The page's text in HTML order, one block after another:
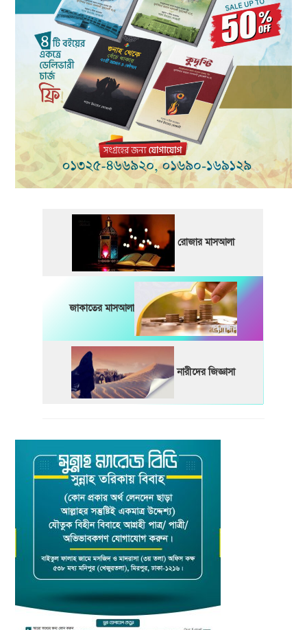
রোজার মাসআলা
জাকাতের মাসআলা
নারীদের জিজ্ঞাসা